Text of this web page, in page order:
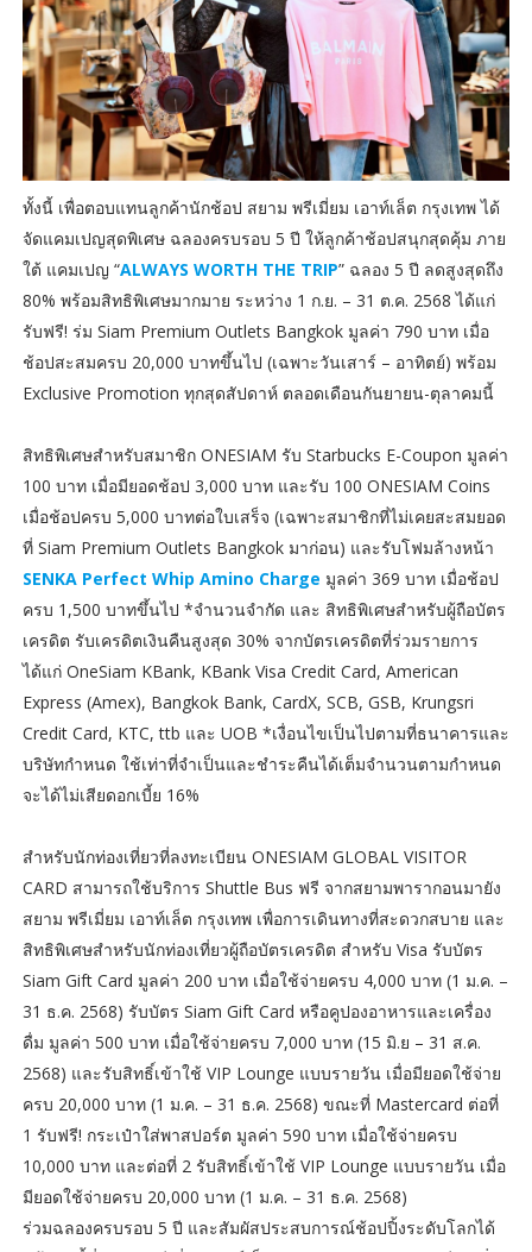
ทั้งนี้ เพื่อตอบแทนลูกค้านักช้อป สยาม พรีเมี่ยม เอาท์เล็ต กรุงเทพ ได้
จัดแคมเปญสุดพิเศษ ฉลองครบรอบ 5 ปี ให้ลูกค้าช้อปสนุกสุดคุ้ม ภาย
ใต้ แคมเปญ “ALWAYS WORTH THE TRIP” ฉลอง 5 ปี ลดสูงสุดถึง
80% พร้อมสิทธิพิเศษมากมาย ระหว่าง 1 ก.ย. – 31 ต.ค. 2568 ได้แก่
รับฟรี! ร่ม Siam Premium Outlets Bangkok มูลค่า 790 บาท เมื่อ
ช้อปสะสมครบ 20,000 บาทขึ้นไป (เฉพาะวันเสาร์ – อาทิตย์) พร้อม
Exclusive Promotion ทุกสุดสัปดาห์ ตลอดเดือนกันยายน-ตุลาคมนี้
สิทธิพิเศษสำหรับสมาชิก ONESIAM รับ Starbucks E-Coupon มูลค่า
100 บาท เมื่อมียอดช้อป 3,000 บาท และรับ 100 ONESIAM Coins
เมื่อช้อปครบ 5,000 บาทต่อใบเสร็จ (เฉพาะสมาชิกที่ไม่เคยสะสมยอด
ที่ Siam Premium Outlets Bangkok มาก่อน) และรับโฟมล้างหน้า
SENKA Perfect Whip Amino Charge มูลค่า 369 บาท เมื่อช้อป
ครบ 1,500 บาทขึ้นไป *จำนวนจำกัด และ สิทธิพิเศษสำหรับผู้ถือบัตร
เครดิต รับเครดิตเงินคืนสูงสุด 30% จากบัตรเครดิตที่ร่วมรายการ
ได้แก่ OneSiam KBank, KBank Visa Credit Card, American
Express (Amex), Bangkok Bank, CardX, SCB, GSB, Krungsri
Credit Card, KTC, ttb และ UOB *เงื่อนไขเป็นไปตามที่ธนาคารและ
บริษัทกำหนด ใช้เท่าที่จำเป็นและชำระคืนได้เต็มจำนวนตามกำหนด
จะได้ไม่เสียดอกเบี้ย 16%
สำหรับนักท่องเที่ยวที่ลงทะเบียน ONESIAM GLOBAL VISITOR
CARD สามารถใช้บริการ Shuttle Bus ฟรี จากสยามพารากอนมายัง
สยาม พรีเมี่ยม เอาท์เล็ต กรุงเทพ เพื่อการเดินทางที่สะดวกสบาย และ
สิทธิพิเศษสำหรับนักท่องเที่ยวผู้ถือบัตรเครดิต สำหรับ Visa รับบัตร
Siam Gift Card มูลค่า 200 บาท เมื่อใช้จ่ายครบ 4,000 บาท (1 ม.ค. –
31 ธ.ค. 2568) รับบัตร Siam Gift Card หรือคูปองอาหารและเครื่อง
ดื่ม มูลค่า 500 บาท เมื่อใช้จ่ายครบ 7,000 บาท (15 มิ.ย – 31 ส.ค.
2568) และรับสิทธิ์เข้าใช้ VIP Lounge แบบรายวัน เมื่อมียอดใช้จ่าย
ครบ 20,000 บาท (1 ม.ค. – 31 ธ.ค. 2568) ขณะที่ Mastercard ต่อที่
1 รับฟรี! กระเป๋าใส่พาสปอร์ต มูลค่า 590 บาท เมื่อใช้จ่ายครบ
10,000 บาท และต่อที่ 2 รับสิทธิ์เข้าใช้ VIP Lounge แบบรายวัน เมื่อ
มียอดใช้จ่ายครบ 20,000 บาท (1 ม.ค. – 31 ธ.ค. 2568)
ร่วมฉลองครบรอบ 5 ปี และสัมผัสประสบการณ์ช้อปปิ้งระดับโลกได้